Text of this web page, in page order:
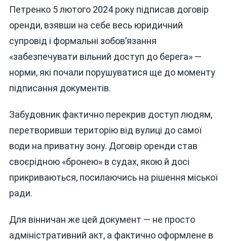
Петренко 5 лютого 2024 року підписав договір
оренди, взявши на себе весь юридичний
супровід і формальні зобов’язання
«забезпечувати вільний доступ до берега» —
норми, які почали порушуватися ще до моменту
підписання документів.
Забудовник фактично перекрив доступ людям,
перетворивши територію від вулиці до самої
води на приватну зону. Договір оренди став
своєрідною «бронею» в судах, якою й досі
прикриваються, посилаючись на рішення міської
ради.
Для вінничан же цей документ — не просто
адміністративний акт, а фактично оформлене в